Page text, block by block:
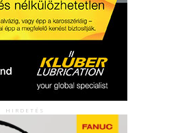
HIRDETÉS